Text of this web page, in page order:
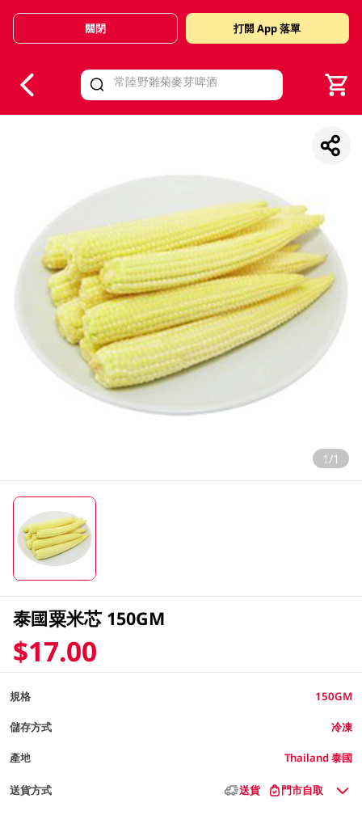
Valid Until 30 June 2026
關閉 打開 App 落單
1/1
泰國粟米芯 150GM
$17.00
規格 150GM
儲存方式 冷凍
產地 Thailand 泰國
送貨方式 送貨 門市自取